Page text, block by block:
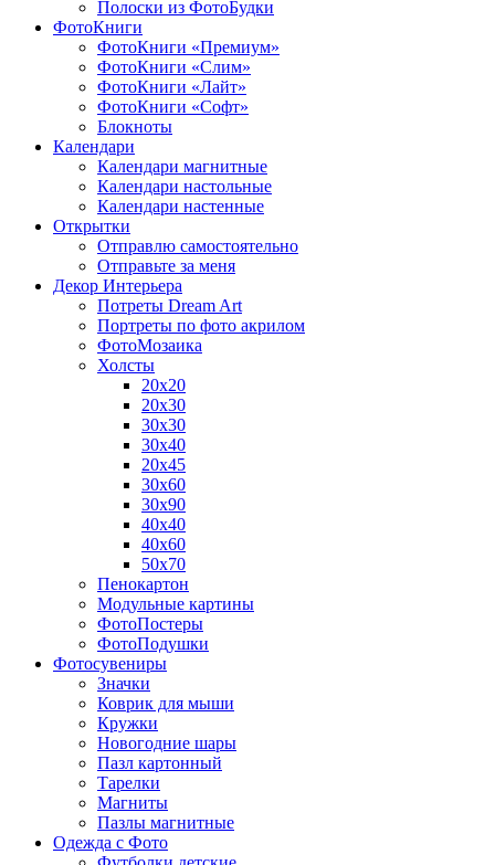
Полоски из ФотоБудки
ФотоКниги
ФотоКниги «Премиум»
ФотоКниги «Слим»
ФотоКниги «Лайт»
ФотоКниги «Софт»
Блокноты
Календари
Календари магнитные
Календари настольные
Календари настенные
Открытки
Отправлю самостоятельно
Отправьте за меня
Декор Интерьера
Потреты Dream Art
Портреты по фото акрилом
ФотоМозаика
Холсты
20х20
20х30
30х30
30х40
20х45
30х60
30х90
40х40
40х60
50х70
Пенокартон
Модульные картины
ФотоПостеры
ФотоПодушки
Фотоcувениры
Значки
Коврик для мыши
Кружки
Новогодние шары
Пазл картонный
Тарелки
Магниты
Пазлы магнитные
Одежда с Фото